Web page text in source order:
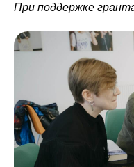
При поддержке